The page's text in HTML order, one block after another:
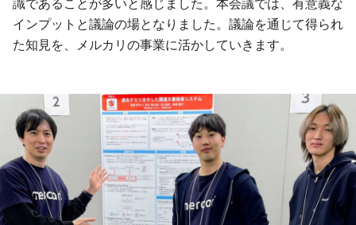
識であることが多いと感じました。本会議では、有意義な
インプットと議論の場となりました。議論を通じて得られ
た知見を、メルカリの事業に活かしていきます。